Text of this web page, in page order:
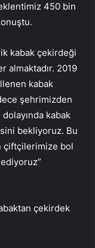
450 bin
kabak çekirdeği
almaktadır. 2019
kabak
şehrimizden
kabak
bekliyoruz. Bu
çiftçilerimize bol
çekirdek